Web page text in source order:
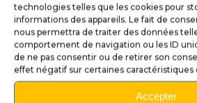
technologies telles que les cookies pour
informations des appareils. Le fait de
nous permettra de traiter des données
comportement de navigation ou les ID
de ne pas consentir ou de retirer son
effet négatif sur certaines caractéristiques
Accepter
Pour la version magnétique,
il suffit simplement de positionner
Bouton Fire.
L’installation prend littéralement
Même le temps de chargement